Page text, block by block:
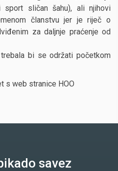
sličan šahu), ali njihovi
članstvu jer je riječ o
za daljnje praćenje od
bi se održati početkom
s web stranice HOO
savez